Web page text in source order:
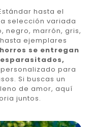
hasta el
selección variada
negro, marrón, gris,
ejemplares
se entregan
para
Si buscas un
de amor, aquí
juntos.